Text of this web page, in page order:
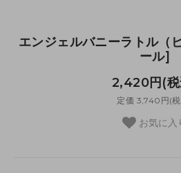
エンジェルバニーラトル（
ール]
2,420円(
定価 3,740円(
お気に入